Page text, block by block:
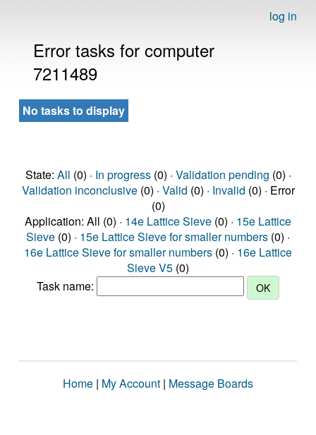
log in
Error tasks for computer
7211489
No tasks to display
State: All (0) · In progress(0) · Validation pending (0) ·
Validation inconclusive(0) · Valid (0) · Invalid (0) · Error
(0)
Application: All (0) · 14e Lattice Sieve (0) · 15e Lattice
Sieve (0) · 15e Lattice Sieve for smaller numbers (0) ·
16e Lattice Sieve for smaller numbers (0) · 16e Lattice
Sieve V5 (0)
Task name:
Home | My Account | Message Boards